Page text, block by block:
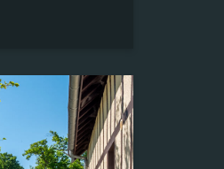
possibilités
le charme de
Surface
142,00 m²
Terrain
318,00 m²